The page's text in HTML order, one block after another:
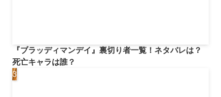
『ブラッディマンデイ』裏切り者一覧！ネタバレは？
死亡キャラは誰？